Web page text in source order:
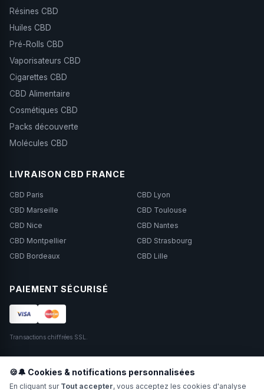
Résines CBD
Huiles CBD
Pré-Rolls CBD
Vaporisateurs CBD
Cigarettes CBD
CBD Alimentaire
Cosmétiques CBD
Packs découverte
Molécules CBD
LIVRAISON CBD FRANCE
CBD Paris
CBD Lyon
CBD Marseille
CBD Toulouse
CBD Nice
CBD Nantes
CBD Montpellier
CBD Strasbourg
CBD Bordeaux
CBD Lille
PAIEMENT SÉCURISÉ
Transactions chiffrées SSL.
🍪🔔 Cookies & notifications personnalisées
En cliquant sur Tout accepter, vous acceptez les cookies d'analyse